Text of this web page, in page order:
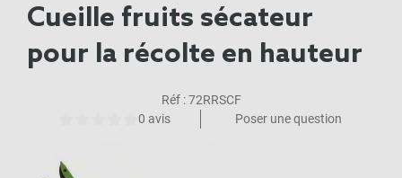
Cueille fruits sécateur
pour la récolte en hauteur
Réf :72RRSCF
0 avis
Poser une question